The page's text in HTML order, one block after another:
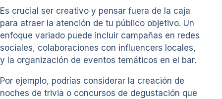
Es crucial ser creativo y pensar fuera de la caja
para atraer la atención de tu público objetivo. Un
enfoque variado puede incluir campañas en redes
sociales, colaboraciones con influencers locales,
y la organización de eventos temáticos en el bar.
Por ejemplo, podrías considerar la creación de
noches de trivia o concursos de degustación que